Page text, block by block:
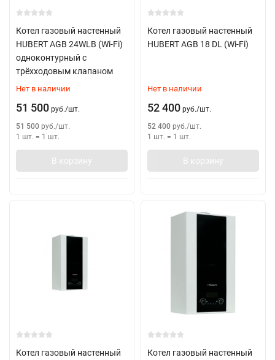
Котел газовый настенный
HUBERT AGB 24WLB (Wi-Fi)
одноконтурный с
трёхходовым клапаном
Нет в наличии
51 500 руб./шт.
51 500 руб./шт.
1 шт. = 1 шт.
В корзину
Котел газовый настенный
HUBERT AGB 18 DL (Wi-Fi)
Нет в наличии
52 400 руб./шт.
52 400 руб./шт.
1 шт. = 1 шт.
В корзину
Котел газовый настенный
Котел газовый настенный